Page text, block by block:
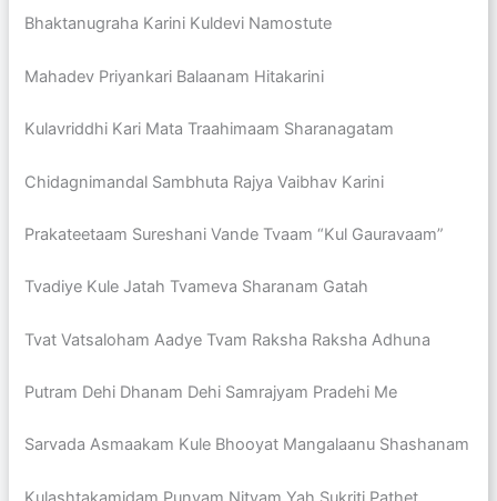
Bhaktanugraha Karini Kuldevi Namostute
Mahadev Priyankari Balaanam Hitakarini
Kulavriddhi Kari Mata Traahimaam Sharanagatam
Chidagnimandal Sambhuta Rajya Vaibhav Karini
Prakateetaam Sureshani Vande Tvaam “Kul Gauravaam”
Tvadiye Kule Jatah Tvameva Sharanam Gatah
Tvat Vatsaloham Aadye Tvam Raksha Raksha Adhuna
Putram Dehi Dhanam Dehi Samrajyam Pradehi Me
Sarvada Asmaakam Kule Bhooyat Mangalaanu Shashanam